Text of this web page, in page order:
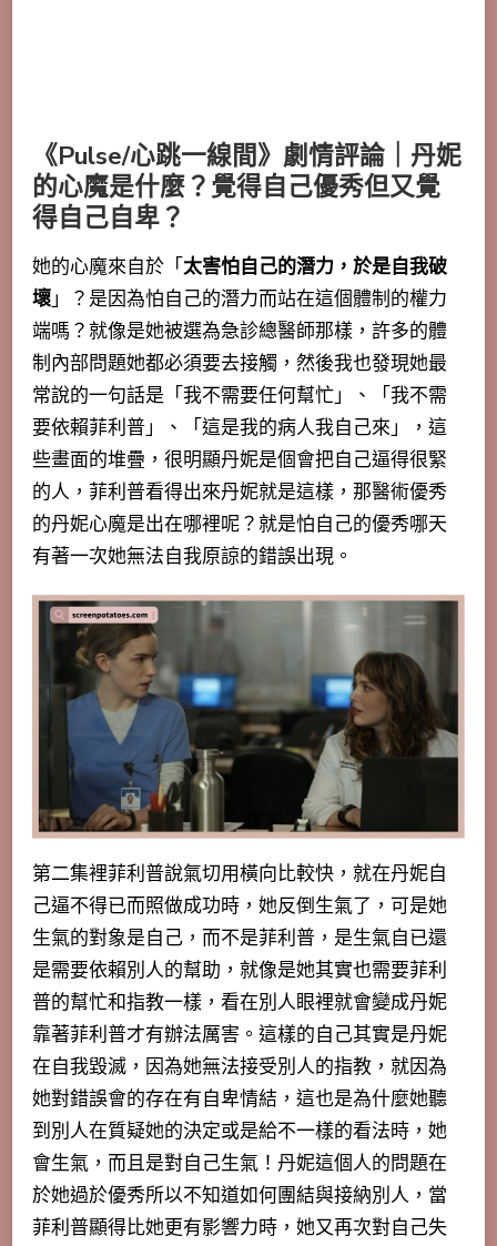
《Pulse/心跳一線間》劇情評論｜丹妮
的心魔是什麼？覺得自己優秀但又覺
得自己自卑？
她的心魔來自於「太害怕自己的潛力，於是自我破
壞」？是因為怕自己的潛力而站在這個體制的權力
端嗎？就像是她被選為急診總醫師那樣，許多的體
制內部問題她都必須要去接觸，然後我也發現她最
常說的一句話是「我不需要任何幫忙」、「我不需
要依賴菲利普」、「這是我的病人我自己來」，這
些畫面的堆疊，很明顯丹妮是個會把自己逼得很緊
的人，菲利普看得出來丹妮就是這樣，那醫術優秀
的丹妮心魔是出在哪裡呢？就是怕自己的優秀哪天
有著一次她無法自我原諒的錯誤出現。
第二集裡菲利普說氣切用橫向比較快，就在丹妮自
己逼不得已而照做成功時，她反倒生氣了，可是她
生氣的對象是自己，而不是菲利普，是生氣自已還
是需要依賴別人的幫助，就像是她其實也需要菲利
普的幫忙和指教一樣，看在別人眼裡就會變成丹妮
靠著菲利普才有辦法厲害 。這樣的自己其實是丹妮
在自我毀滅，因為她無法接受別人的指教，就因為
她對錯誤會的存在有自卑情結，這也是為什麼她聽
到別人在質疑她的決定或是給不一樣的看法時，她
會生氣，而且是對自己生氣！丹妮這個人的問題在
於她過於優秀所以不知道如何團結與接納別人，當
菲利普顯得比她更有影響力時，她又再次對自己失